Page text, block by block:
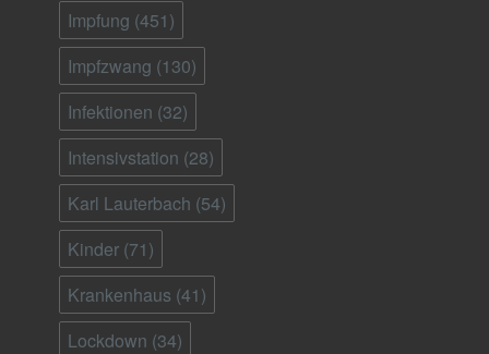
Impfung (451)
Impfzwang (130)
Infektionen (32)
Intensivstation (28)
Karl Lauterbach (54)
Kinder (71)
Krankenhaus (41)
Lockdown (34)